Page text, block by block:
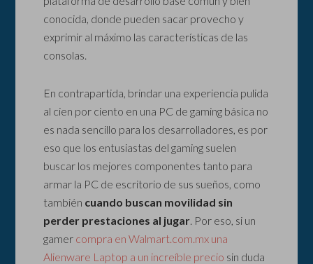
conocida, donde pueden sacar provecho y
exprimir al máximo las características de las
consolas.
En contrapartida, brindar una experiencia pulida
al cien por ciento en una PC de gaming básica no
es nada sencillo para los desarrolladores, es por
eso que los entusiastas del gaming suelen
buscar los mejores componentes tanto para
armar la PC de escritorio de sus sueños, como
también cuando buscan movilidad sin
perder prestaciones al jugar. Por eso, si un
gamer compra en Walmart.com.mx una
Alienware Laptop a un increíble precio sin duda